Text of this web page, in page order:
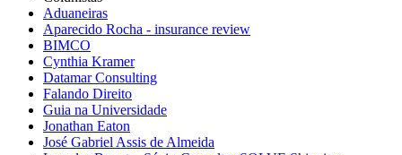
Aduaneiras
Aparecido Rocha - insurance review
BIMCO
Cynthia Kramer
Datamar Consulting
Falando Direito
Guia na Universidade
Jonathan Eaton
José Gabriel Assis de Almeida